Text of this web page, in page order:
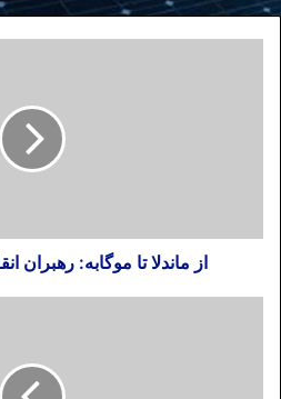
از ماندلا تا موگابه: رهبران